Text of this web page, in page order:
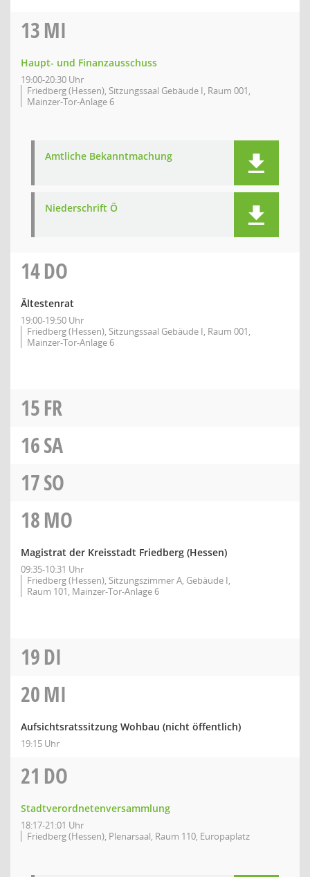
13MI
Haupt- und Finanzausschuss
19:00-20:30 Uhr
Friedberg (Hessen), Sitzungssaal Gebäude I, Raum 001,
Mainzer-Tor-Anlage 6
Amtliche Bekanntmachung
Niederschrift Ö
14DO
Ältestenrat
19:00-19:50 Uhr
Friedberg (Hessen), Sitzungssaal Gebäude I, Raum 001,
Mainzer-Tor-Anlage 6
15FR
16SA
17SO
18MO
Magistrat der Kreisstadt Friedberg (Hessen)
09:35-10:31 Uhr
Friedberg (Hessen), Sitzungszimmer A, Gebäude I,
Raum 101, Mainzer-Tor-Anlage 6
19DI
20MI
Aufsichtsratssitzung Wohbau (nicht öffentlich)
19:15 Uhr
21 DO
Stadtverordnetenversammlung
18:17-21:01 Uhr
Friedberg (Hessen), Plenarsaal, Raum 110, Europaplatz